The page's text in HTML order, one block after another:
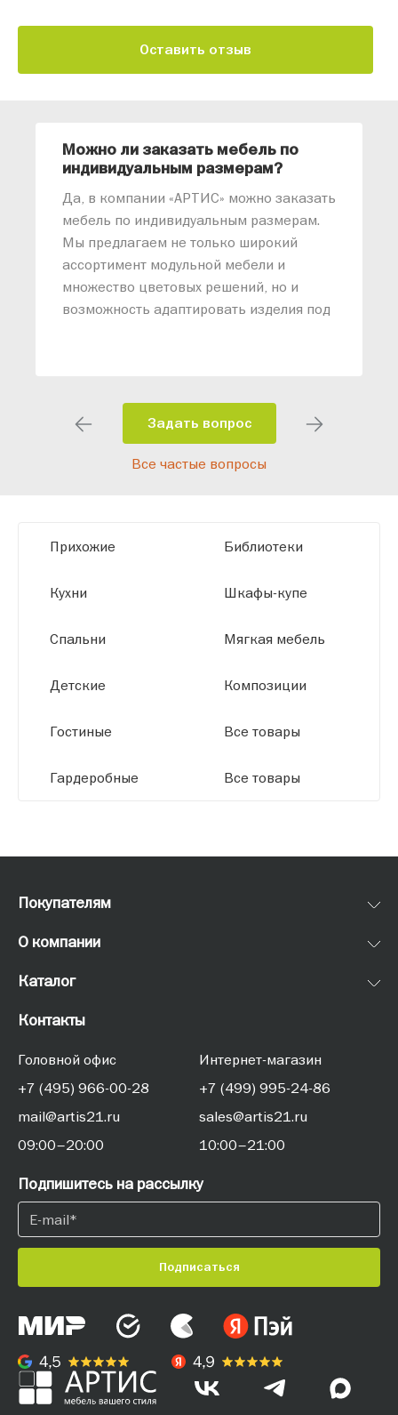
Оставить отзыв
Можно ли заказать мебель по
индивидуальным размерам?
Да, в компании «АРТИС» можно заказать
мебель по индивидуальным размерам.
Мы предлагаем не только широкий
ассортимент модульной мебели и
множество цветовых решений, но и
возможность адаптировать изделия под
помещения и личные пожелания.
Благодаря современному
высокотехнологичному оборудованию
размерам.
Задать вопрос
Все частые вопросы
Прихожие
Кухни
Спальни
Детские
Гостиные
Гардеробные
Библиотеки
Шкафы-купе
Мягкая мебель
Композиции
Все товары
Все товары
Покупателям
О компании
Каталог
Контакты
Головной офис
+7 (495) 966-00-28
mail@artis21.ru
09:00–20:00
Интернет-магазин
+7 (499) 995-24-86
sales@artis21.ru
10:00–21:00
Подпишитесь на рассылку
Подписаться